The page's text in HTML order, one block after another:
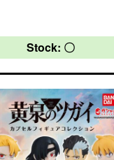
Stock: 〇